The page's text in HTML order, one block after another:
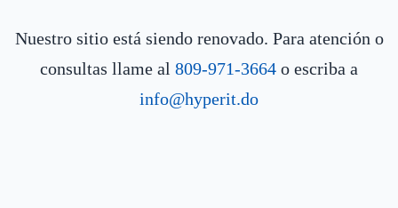
Nuestro sitio está siendo renovado. Para atención o
consultas llame al 809-971-3664 o escriba a
info@hyperit.do